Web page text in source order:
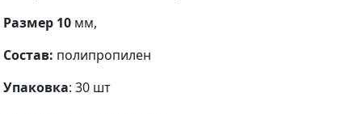
Размер 10 мм,
Состав: полипропилен
Упаковка: 30 шт